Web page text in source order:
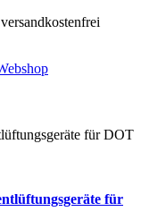
für DOT
für